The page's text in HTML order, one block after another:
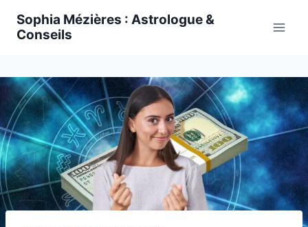
Sophia Mézières : Astrologue &
Conseils